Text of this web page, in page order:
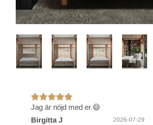
Jag är nöjd med er.😄
Birgitta J
2026-07-29